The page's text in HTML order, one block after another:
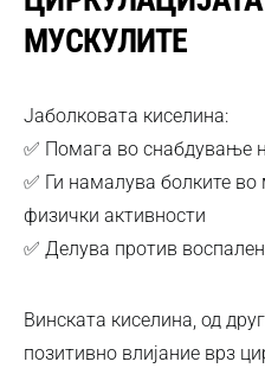
МУСКУЛИТЕ
Јаболковата киселина:
✅ Помага во снабдување
✅ Ги намалува болките во
физички активности
✅ Делува против
Винската киселина, од
позитивно влијание врз